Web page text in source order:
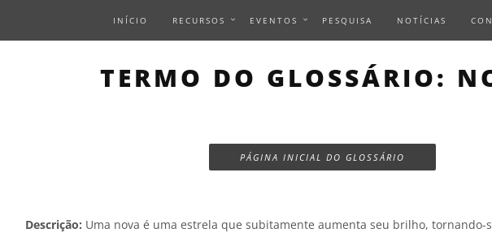
INÍCIO RECURSOS EVENTOS PESQUISA NOTÍCIAS
TERMO DO GLOSSÁRIO:
PÁGINA INICIAL DO GLOSSÁRIO
Descrição: Uma nova é uma estrela que subitamente aumenta seu brilho, tornando-